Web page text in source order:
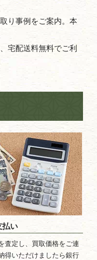
り事例をご案内。本
宅配送料無料でご利
払い
査定し、買取価格をご連
得いただけましたら銀行